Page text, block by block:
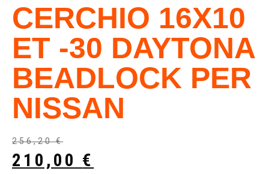
CERCHIO 16X10
ET -30 DAYTONA
BEADLOCK PER
NISSAN
256,20€
210,00 €